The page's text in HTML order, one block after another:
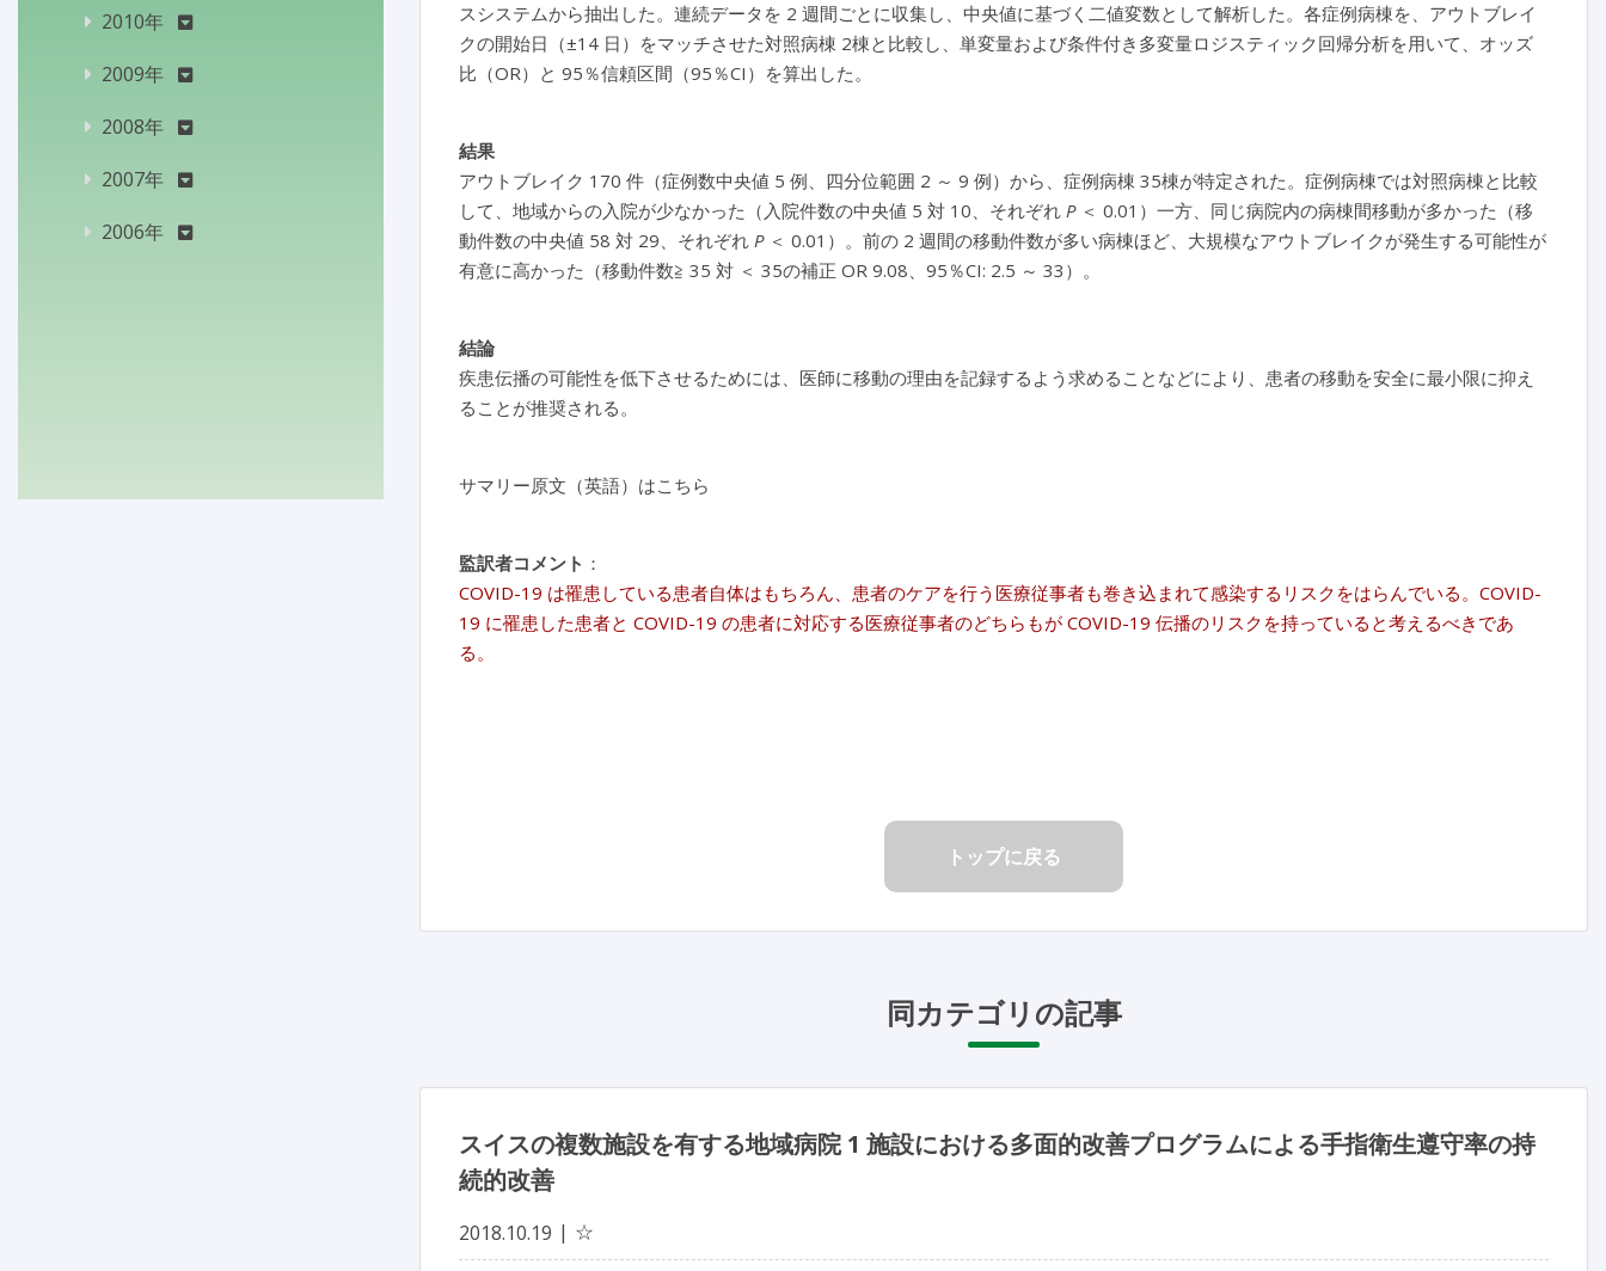
スシステムから抽出した。連続データを 2 週間ごとに収集し、中央値に基づく二値変数として解析した。各症例病棟を、アウトブレイ
クの開始日（±14 日）をマッチさせた対照病棟 2棟と比較し、単変量および条件付き多変量ロジスティック回帰分析を用いて、オッズ
比（OR）と 95％信頼区間（95％CI）を算出した。
結果
アウトブレイク 170 件（症例数中央値 5 例、四分位範囲 2 ～ 9 例）から、症例病棟 35棟が特定された。症例病棟では対照病棟と比較
して、地域からの入院が少なかった（入院件数の中央値 5 対 10、それぞれ P＜ 0.01）一方、同じ病院内の病棟間移動が多かった（移
動件数の中央値 58 対 29、それぞれ P＜ 0.01）。前の 2 週間の移動件数が多い病棟ほど、大規模なアウトブレイクが発生する可能性が
有意に高かった（移動件数≧ 35 対 ＜ 35の補正 OR 9.08、95％CI: 2.5 ～ 33）。
結論
疾患伝播の可能性を低下させるためには、医師に移動の理由を記録するよう求めることなどにより、患者の移動を安全に最小限に抑え
ることが推奨される。
サマリー原文（英語）はこちら
監訳者コメント ：
COVID-19 は罹患している患者自体はもちろん、患者のケアを行う医療従事者も巻き込まれて感染するリスクをはらんでいる。COVID-
19 に罹患した患者と COVID-19 の患者に対応する医療従事者のどちらもが COVID-19 伝播のリスクを持っていると考えるべきであ
る。
トップに戻る
同カテゴリの記事
スイスの複数施設を有する地域病院 1 施設における多面的改善プログラムによる手指衛生遵守率の持
続的改善
2018.10.19 ☆
2010年
2009年
2008年
2007年
2006年